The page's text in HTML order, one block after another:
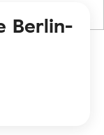
Berlin-